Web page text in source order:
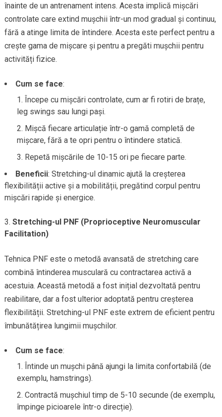
înainte de un antrenament intens. Acesta implică mișcări
controlate care extind mușchii într-un mod gradual și continuu,
fără a atinge limita de întindere. Acesta este perfect pentru a
crește gama de mișcare și pentru a pregăti mușchii pentru
activități fizice.
Cum se face:
Începe cu mișcări controlate, cum ar fi rotiri de brațe,
leg swings sau lungi pași.
Mișcă fiecare articulație într-o gamă completă de
mișcare, fără a te opri pentru o întindere statică.
Repetă mișcările de 10-15 ori pe fiecare parte.
Beneficii: Stretching-ul dinamic ajută la creșterea
flexibilității active și a mobilității, pregătind corpul pentru
mișcări rapide și energice.
Stretching-ul PNF (Proprioceptive Neuromuscular
Facilitation)
Tehnica PNF este o metodă avansată de stretching care
combină întinderea musculară cu contractarea activă a
acestuia. Această metodă a fost inițial dezvoltată pentru
reabilitare, dar a fost ulterior adoptată pentru creșterea
flexibilității. Stretching-ul PNF este extrem de eficient pentru
îmbunătățirea lungimii mușchilor.
Cum se face:
Întinde un mușchi până ajungi la limita confortabilă (de
exemplu, hamstrings).
Contractă mușchiul timp de 5-10 secunde (de exemplu,
împinge picioarele într-o direcție).